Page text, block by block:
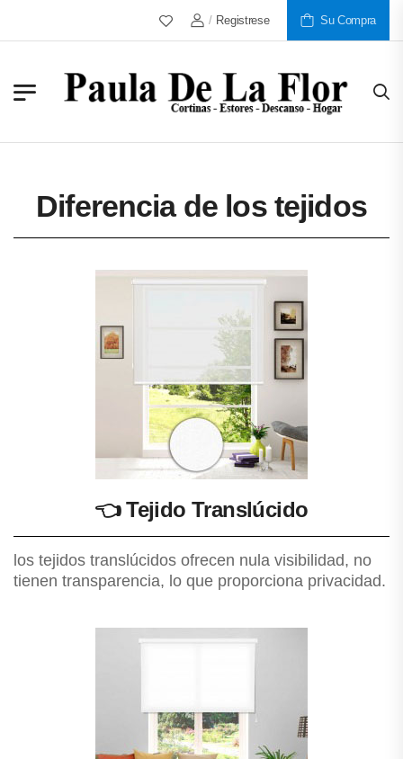
Más De 30 Años Al Servicio De
/ Registrese Su Compra
Diferencia de los tejidos
👈Tejido Translúcido
los tejidos translúcidos ofrecen nula visibilidad, no
tienen transparencia, lo que proporciona privacidad.